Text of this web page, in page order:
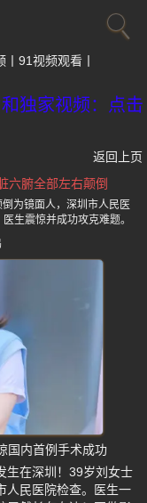
91视频观看
独家视频：点击
返回上页
六腑全部左右颠倒
为镜面人，深圳市人民医
生震惊并成功攻克难题。
国内首例手术成功
生在深圳！39岁刘女士
人民医院检查。医生一